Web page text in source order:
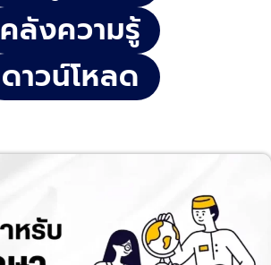
คลังความรู้
ดาวน์โหลด